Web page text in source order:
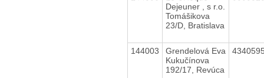
Dejeuner , s r.o.
Tomášikova
23/D, Bratislava
144003
Grendelová Eva
Kukučínova
192/17, Revúca